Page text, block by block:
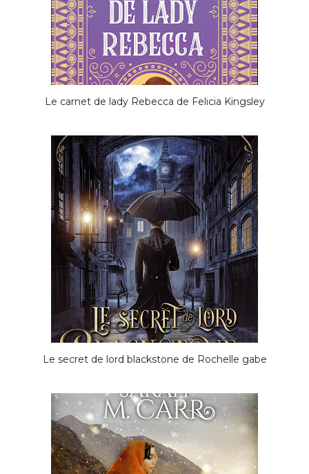
Le carnet de lady Rebecca de Felicia Kingsley
Le secret de lord blackstone de Rochelle gabe